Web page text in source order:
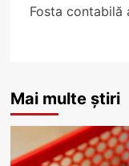
Fosta contabilă
Mai multe știri